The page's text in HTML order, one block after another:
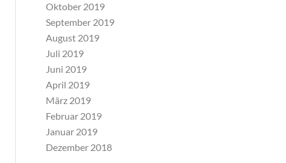
Oktober 2019
September 2019
August 2019
Juli 2019
Juni 2019
April 2019
März 2019
Februar 2019
Januar 2019
Dezember 2018